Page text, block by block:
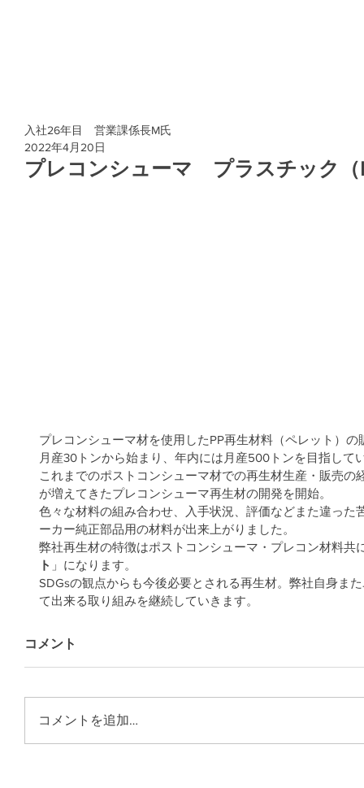
プレコンシューマ プラスチック（
入社26年目 営業課係長M氏
2022年4月20日
プレコンシューマ材を使用したPP再生材料（ペレット）の
月産30トンから始まり、年内には月産500トンを目指して
これまでのポストコンシューマ材での再生材生産・販売の
が増えてきたプレコンシューマ再生材の開発を開始。
色々な材料の組み合わせ、入手状況、評価などまた違った
ーカー純正部品用の材料が出来上がりました。
弊社再生材の特徴はポストコンシューマ・プレコン材料共
ト 」になります。
SDGsの観点からも今後必要とされる再生材。弊社自身ま
て出来る取り組みを継続していきます。
コメント
コメントを追加…